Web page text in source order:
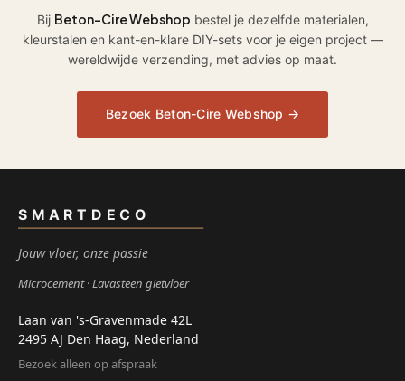
Bij Beton-Cire Webshop bestel je dezelfde materialen,
kleurstalen en kant-en-klare DIY-sets voor je eigen project —
wereldwijde verzending, met advies op maat.
Bezoek Beton-Cire Webshop →
SMARTDECO
Jouw vloer, onze passie
Microcement Lavasteen gietvloer
Laan van 's-Gravenmade 42L
2495 AJ Den Haag, Nederland
Bezoek alleen op afspraak